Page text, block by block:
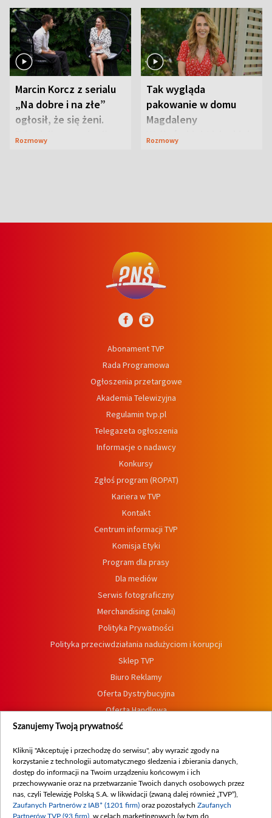
Marcin Korcz z serialu
„Na dobre i na złe”
ogłosił, że się żeni.
Zdradził, co zmienił
Rozmowy
Tak wygląda
pakowanie w domu
Magdaleny
Waligórskiej-Lisieckiej.
Rozmowy
Abonament TVP
Rada Programowa
Ogłoszenia przetargowe
Akademia Telewizyjna
Regulamin tvp.pl
Telegazeta ogłoszenia
Informacje o nadawcy
Konkursy
Zgłoś program (ROPAT)
Kariera w TVP
Kontakt
Centrum informacji TVP
Komisja Etyki
Program dla prasy
Dla mediów
Serwis fotograficzny
Merchandising (znaki)
Polityka Prywatności
Polityka przeciwdziałania nadużyciom i korupcji
Sklep TVP
Biuro Reklamy
Oferta Dystrybucyjna
Oferta Handlowa
Dostępność
Procedura zgłoszeń wewnętrznych
Szanujemy Twoją prywatność
Kliknij "Akceptuję i przechodzę do serwisu", aby wyrazić zgody na
korzystanie z technologii automatycznego śledzenia i zbierania danych,
dostęp do informacji na Twoim urządzeniu końcowym i ich
przechowywanie oraz na przetwarzanie Twoich danych osobowych przez
nas, czyli Telewizję Polską S.A. w likwidacji (zwaną dalej również „TVP”),
Zaufanych Partnerów z IAB* (1201 firm) oraz pozostałych Zaufanych
Partnerów TVP (93 firm) , w celach marketingowych (w tym do